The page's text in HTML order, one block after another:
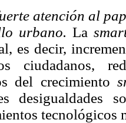
atención al
urbano. La
es decir,
ciudadanos,
del crecimiento
desigualdades
tecnológicos